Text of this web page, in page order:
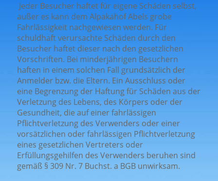
Jeder Besucher haftet für eigene Schäden selbst,
außer es kann dem Alpakahof Abels grobe
Fahrlässigkeit nachgewiesen werden. Für
schuldhaft verursachte Schäden durch den
Besucher haftet dieser nach den gesetzlichen
Vorschriften. Bei minderjährigen Besuchern
haften in einem solchen Fall grundsätzlich der
Anmelder bzw. die Eltern. Ein Ausschluss oder
eine Begrenzung der Haftung für Schäden aus der
Verletzung des Lebens, des Körpers oder der
Gesundheit, die auf einer fahrlässigen
Pflichtverletzung des Verwenders oder einer
vorsätzlichen oder fahrlässigen Pflichtverletzung
eines gesetzlichen Vertreters oder
Erfüllungsgehilfen des Verwenders beruhen sind
gemäß § 309 Nr. 7 Buchst. a BGB unwirksam.